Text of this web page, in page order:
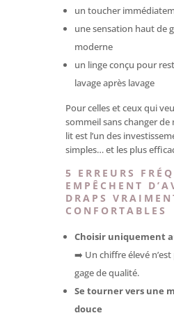
un toucher
une sensation haut de
moderne
un linge conçu pour
lavage après lavage
Pour celles et ceux qui
sommeil sans changer de
lit est l’un des
simples… et les plus
5 ERREURS
EMPÊCHENT
DRAPS
CONFORTABLES
Choisir uniquement
➡️ Un chiffre élevé
gage de qualité.
Se tourner vers une
douce